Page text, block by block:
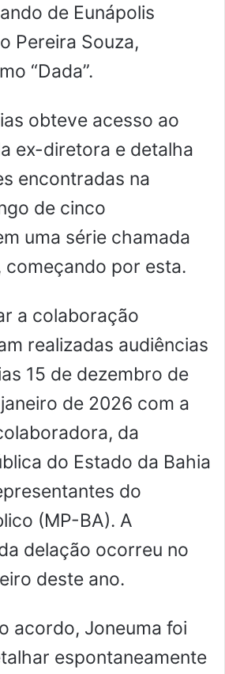
de Eunápolis
Pereira Souza,
“Dada”.
obteve acesso ao
ex-diretora e detalha
encontradas na
de cinco
uma série chamada
começando por esta.
a colaboração
realizadas audiências
15 de dezembro de
de 2026 com a
da
do Estado da Bahia
do
(MP-BA). A
delação ocorreu no
deste ano.
acordo, Joneuma foi
espontaneamente